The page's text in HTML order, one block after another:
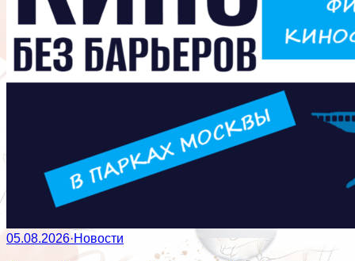
05.08.2026·Новости